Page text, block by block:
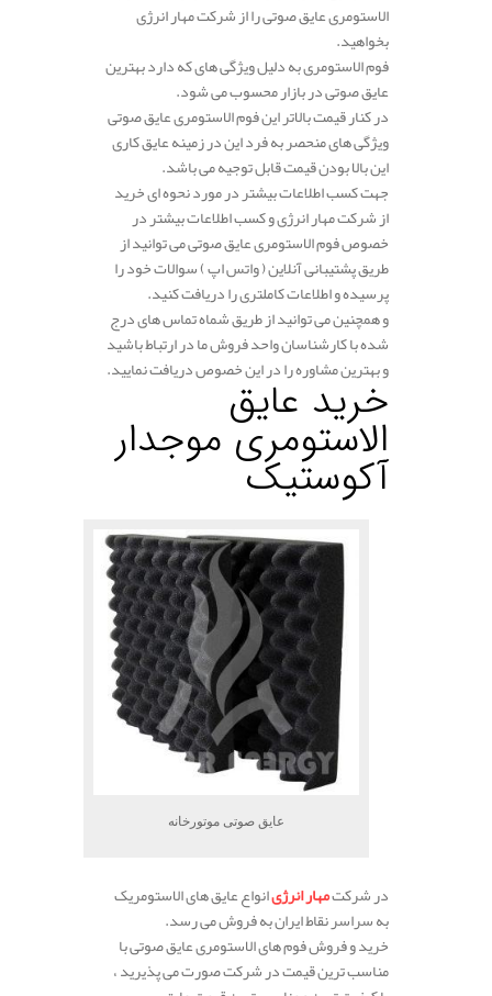
الاستومری عایق صوتی را از شرکت مهار انرژی
بخواهید.
فوم الاستومری به دلیل ویژگی های که دارد بهترین
عایق صوتی در بازار محسوب می شود.
در کنار قیمت بالاتر این فوم الاستومری عایق صوتی
ویژگی های منحصر به فرد این در زمینه عایق کاری
این بالا بودن قیمت قابل توجیه می باشد.
جهت کسب اطلاعات بیشتر در مورد نحوه ای خرید
از شرکت مهار انرژی و کسب اطلاعات بیشتر در
خصوص فوم الاستومری عایق صوتی می توانید از
طریق پشتیبانی آنلاین ( واتس اپ ) سوالات خود را
پرسیده و اطلاعات کاملتری را دریافت کنید.
و همچنین می توانید از طریق شماه تماس های درج
شده با کارشناسان واحد فروش ما در ارتباط باشید
و بهترین مشاوره را در این خصوص دریافت نمایید.
خرید عایق
الاستومریموجدار
آکوستیک
عایق صوتی موتورخانه
در شرکتمهار انرژیانواع عایق های الاستومریک
به سراسر نقاط ایران به فروش می رسد.
خرید و فروش فوم های الاستومری عایق صوتی با
مناسب ترین قیمت در شرکت صورت می پذیرید ،